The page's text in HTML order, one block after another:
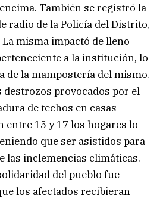
También se registró la
radio de la Policía del Distrito,
misma impactó de lleno
a la institución, lo
de la mampostería del mismo.
destrozos provocados por el
de techos en casas
15 y 17 los hogares lo
que ser asistidos para
las inclemencias climáticas.
del pueblo fue
los afectados recibieran